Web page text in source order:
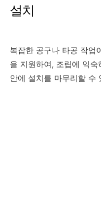
설치
복잡한 공구나 타공 작업
을 지원하여, 조립에 익
안에 설치를 마무리할 수